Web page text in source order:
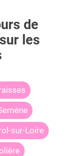
de
les
sur-Loire